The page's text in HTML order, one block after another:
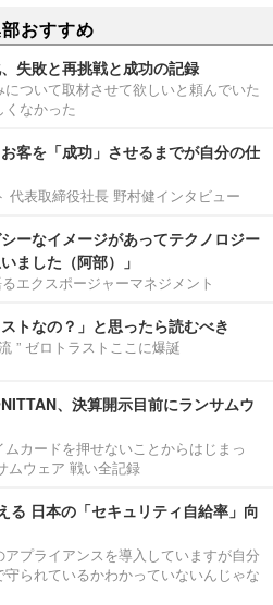
おすすめ
失敗と再挑戦と成功の記録
ついて取材させて欲しいと頼んでいた
なかった
お客を「成功」させるまでが自分の仕
代表取締役社長 野村健インタビュー
シーなイメージがあってテクノロジー
ました（阿部）」
エクスポージャーマネジメント
トなの？」と思ったら読むべき
” ゼロトラストここに爆誕
、決算開示目前にランサムウ
カードを押せないことからはじまっ
ムウェア 戦い全記録
る 日本の「セキュリティ自給率」向
プライアンスを導入していますが自分
られているかわかっていないんじゃな